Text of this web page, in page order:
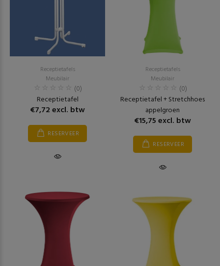
Receptietafels
Meubilair
(0)
Receptietafel
€7,72 excl. btw
RESERVEER
Receptietafels
Meubilair
(0)
Receptietafel + Stretchhoes
appelgroen
€15,75 excl. btw
RESERVEER